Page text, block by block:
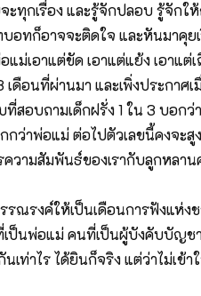
ทุกเรื่อง และรู้จักปลอบ รู้จักให้
อทก็อาจจะติดใจ และหันมาคุ
เอาแต่ขัด เอาแต่แย้ง เอาแต่เ
ดือนที่ผ่านมา และเพิ่งประกา
สอบถามเด็กฝรั่ง 1 ใน 3 บอก
ว่าพ่อแม่ ต่อไปตัวเลขนี้คงจะ
วามสัมพันธ์ของเรากับลูกหลา
รงค์ให้เป็นเดือนการฟังแห่ง
เป็นพ่อแม่ คนที่เป็นผู้บังคับบัญ
ท่าไร ได้ยินก็จริง แต่ว่าไม่เข้